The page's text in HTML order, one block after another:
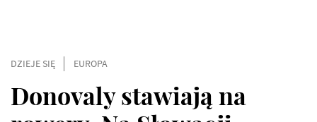
DZIEJE SIĘ EUROPA
Donovaly stawiają na